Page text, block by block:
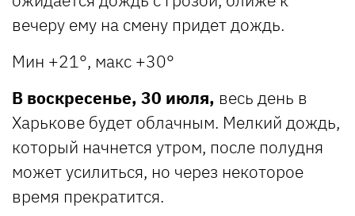
вечеру ему на смену придет дождь.
Мин +21°, макс +30°
В воскресенье, 30 июля, весь день в
Харькове будет облачным. Мелкий дождь,
который начнется утром, после полудня
может усилиться, но через некоторое
время прекратится.